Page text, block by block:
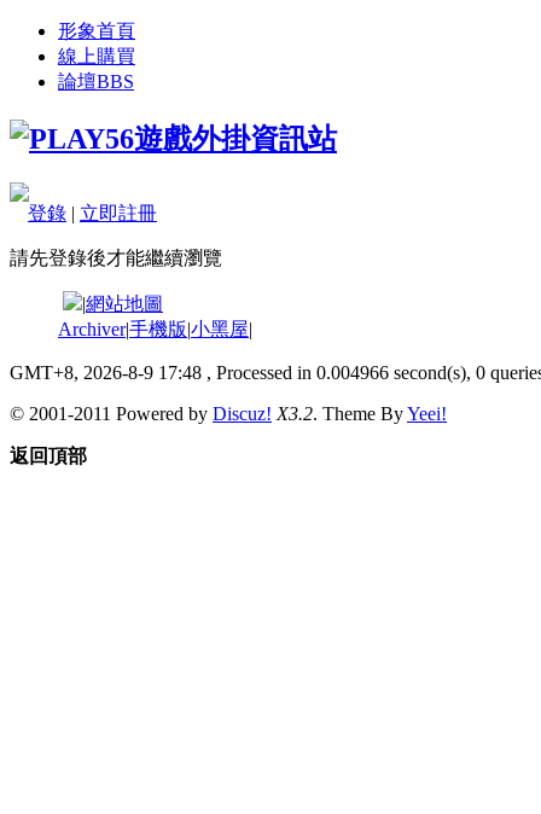
形象首頁
線上購買
論壇BBS
登錄 | 立即註冊
請先登錄後才能繼續瀏覽
|網站地圖
Archiver|手機版|小黑屋|
GMT+8, 2026-8-9 17:48 , Processed in 0.004966 second(s), 0
© 2001-2011 Powered by Discuz! X3.2. Theme ByYeei!
返回頂部